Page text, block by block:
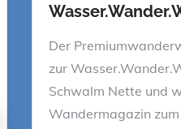
Der
zur
Schwalm Nette und
Wandermagazin